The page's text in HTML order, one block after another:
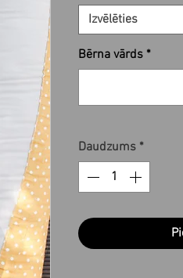
Izvēlēties
Bērna vārds *
Daudzums *